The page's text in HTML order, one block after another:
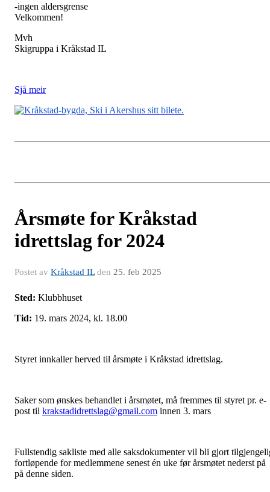
-ingen aldersgrense
Velkommen!
Mvh
Skigruppa i Kråkstad IL
Sjå meir
Årsmøte for Kråkstad
idrettslag for 2024
Postet av Kråkstad ILden 25. feb 2025
Sted: Klubbhuset
Tid: 19. mars 2024, kl. 18.00
Styret innkaller herved til årsmøte i Kråkstad idrettslag.
Saker som ønskes behandlet i årsmøtet, må fremmes til styret pr. e-
post til krakstadidrettslag@gmail.com innen 3. mars
Fullstendig sakliste med alle saksdokumenter vil bli gjort
fortløpende for medlemmene senest én uke før årsmøtet nederst på
på denne siden.